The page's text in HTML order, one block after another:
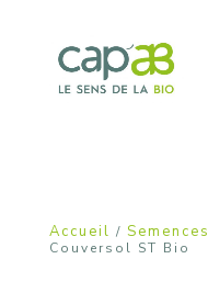
Accueil / Semences
Couversol ST Bio